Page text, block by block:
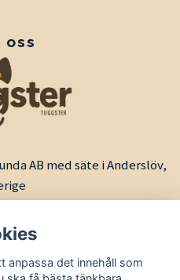
oss
AB med säte i Anderslöv,
anpassa det innehåll som